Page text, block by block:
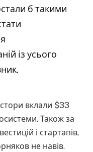
б такими
із усього
вклали $33
Також за
і стартапів,
не навів.